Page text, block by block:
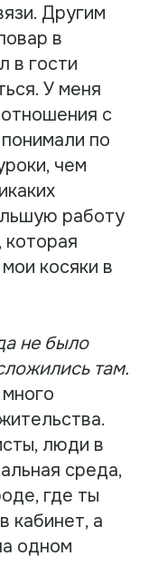
Другим
в
в гости
У меня
с
по
чем
работу
которая
косяки в
не было
там.
люди в
среда,
где ты
кабинет, а
одном